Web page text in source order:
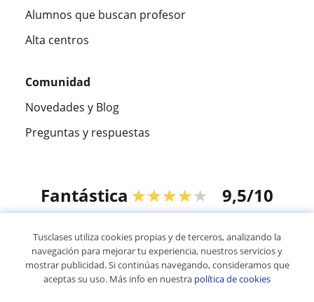
Alumnos que buscan profesor
Alta centros
Comunidad
Novedades y Blog
Preguntas y respuestas
Fantástica ★★★★★ 9,5/10
© 2007 - 2026 Tusclases.co
Tusclases utiliza cookies propias y de terceros, analizando la
navegación para mejorar tu experiencia, nuestros servicios y
mostrar publicidad. Si continúas navegando, consideramos que
aceptas su uso. Más info en nuestra política de cookies